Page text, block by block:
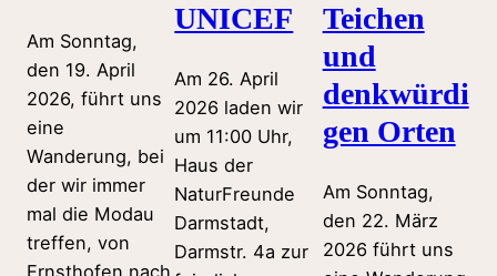
Am Sonntag,
den 19. April
2026, führt uns
eine
Wanderung, bei
der wir immer
mal die Modau
treffen, von
Ernsthofen nach
UNICEF
Am 26. April
2026 laden wir
um 11:00 Uhr,
Haus der
NaturFreunde
Darmstadt,
Darmstr. 4a zur
Teichen
und
denkwürdi
gen Orten
Am Sonntag,
den 22. März
2026 führt uns